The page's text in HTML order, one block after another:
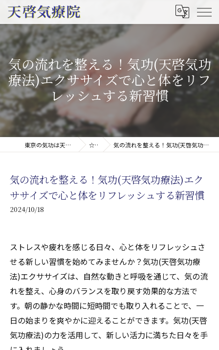
気の流れを整える！気功(天啓気功
療法)エクササイズで心と体をリフ
レッシュする新習慣
東京の気功は天啓気療院(天啓気功療法治療院) ☆コラム 気の流れを整える！気功(天啓気功療法)エクササイズで心と体をリフレッシュする新習慣
気の流れを整える！気功(天啓気功療法)エク
ササイズで心と体をリフレッシュする新習慣
2024/10/18
ストレスや疲れを感じる日々、心と体をリフレッシュさ
せる新しい習慣を始めてみませんか？気功(天啓気功療
法)エクササイズは、自然な動きと呼吸を通じて、気の流
れを整え、心身のバランスを取り戻す効果的な方法で
す。朝の静かな時間に短時間でも取り入れることで、一
日の始まりを爽やかに迎えることができます。気功(天啓
気功療法)の力を活用して、新しい活力に満ちた日々を手